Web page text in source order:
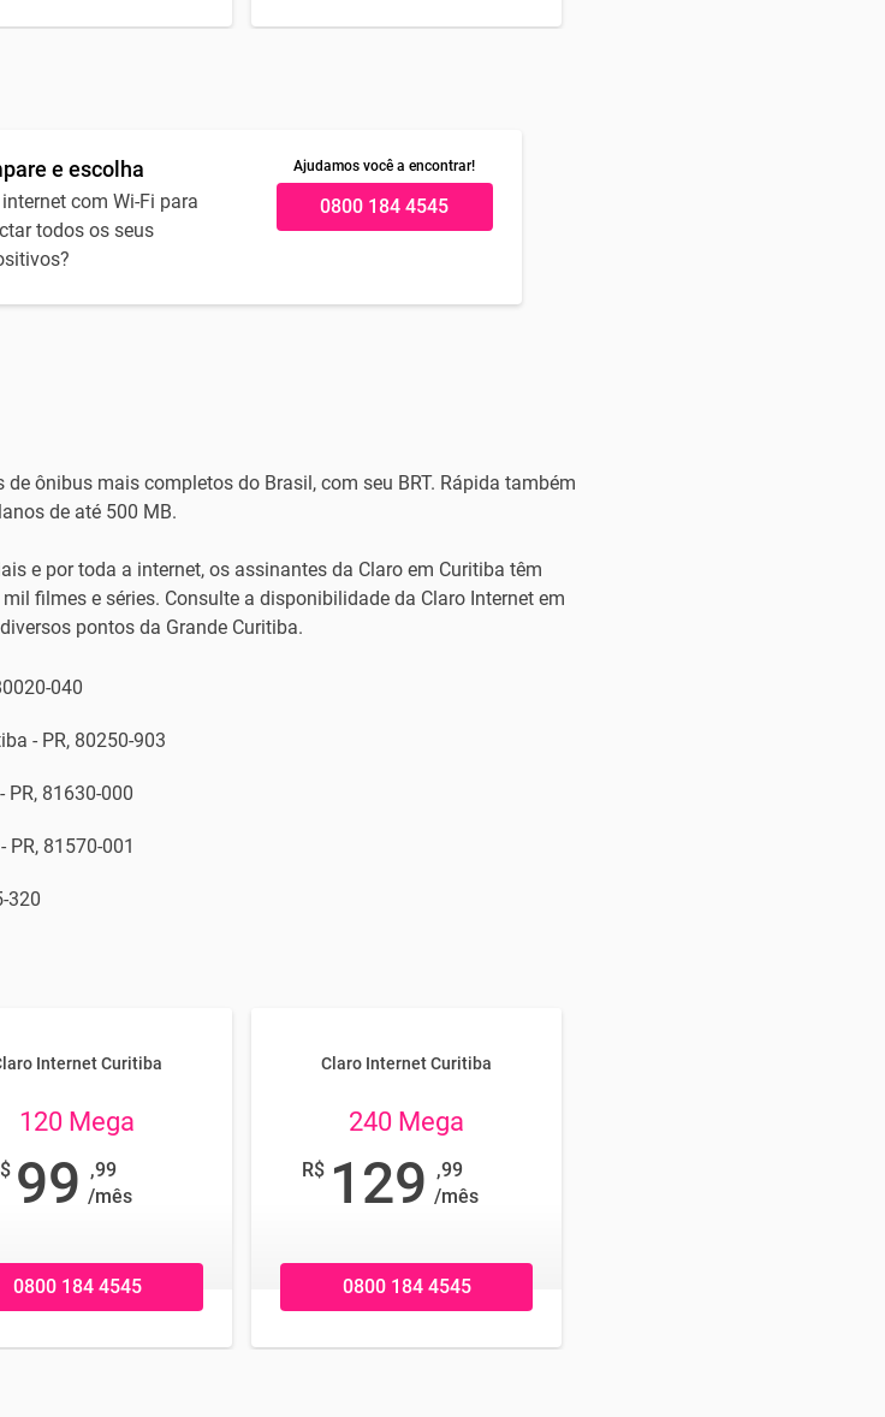
e escolha
com Wi-Fi para
todos os seus
Ajudamos você a encontrar!
0800 184 4545
ônibus mais completos do Brasil, com seu BRT. Rápida também
de até 500 MB.
e por toda a internet, os assinantes da Claro em Curitiba têm
filmes e séries. Consulte a disponibilidade da Claro Internet em
pontos da Grande Curitiba.
040
- PR, 80250-903
PR, 81630-000
PR, 81570-001
320
Internet Curitiba
120 Mega
99 ,99
/mês
0800 184 4545
Claro Internet Curitiba
240 Mega
R$ 129 ,99
/mês
0800 184 4545